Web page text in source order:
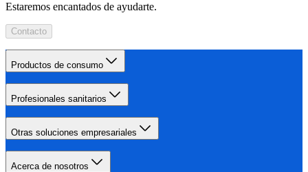
Estaremos encantados de ayudarte.
Contacto
Productos de consumo
Profesionales sanitarios
Otras soluciones empresariales
Acerca de nosotros